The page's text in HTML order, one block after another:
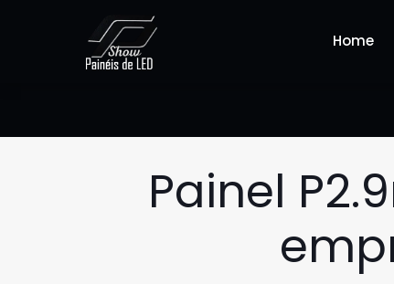
Home
Painel